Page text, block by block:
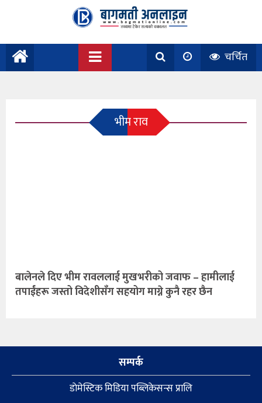
चर्चित
भीम राव
बालेनले दिए भीम रावललाई मुखभरीको जवाफ – हामीलाई
तपाईंहरू जस्तो विदेशीसँग सहयोग माग्ने कुनै रहर छैन
सम्पर्क
डाेमेस्टिक मिडिया पब्लिकेसन्स प्रालि